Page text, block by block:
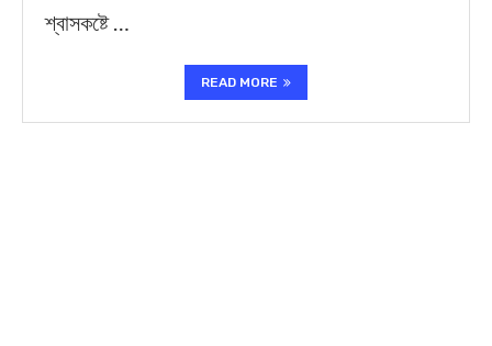
শ্বাসকষ্টে …
READ MORE